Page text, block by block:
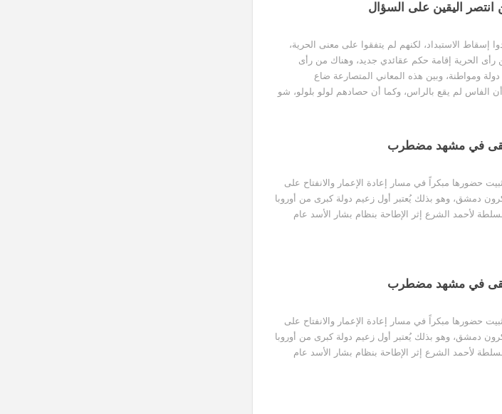
انتصر اليقين على السؤال
إسقاط الاستبداد، لكنهم لم يتفقوا على معنى الحرية،
الحرية إقامة حكم عقائدي جديد، وهناك من رأى
ومواطنة، وبين هذه المعاني المتصارعة ضاع
الفاس لم يقع بالراس، وكما أن حصادهم لولو بلولو، شو
في مشهد مضطرب
حضورها مبكراً في مسار إعادة الإعمار والانفتاح على
دمشق، وهو بذلك يُعتبر أول زعيم دولة كبرى من أوروبا
لأحمد الشرع إثر الإطاحة بنظام بشار الأسد عام
في مشهد مضطرب
حضورها مبكراً في مسار إعادة الإعمار والانفتاح على
دمشق، وهو بذلك يُعتبر أول زعيم دولة كبرى من أوروبا
لأحمد الشرع إثر الإطاحة بنظام بشار الأسد عام